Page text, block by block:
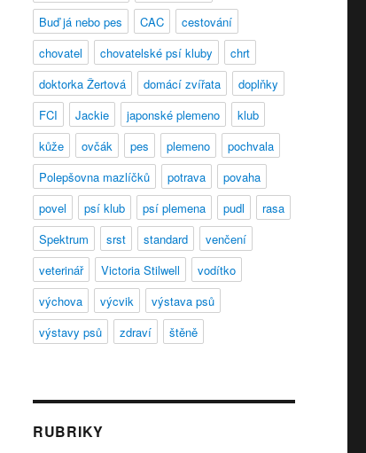
Buď já nebo pes
CAC
cestování
chovatel
chovatelské psí kluby
chrt
doktorka Žertová
domácí zvířata
doplňky
FCI
Jackie japonské plemeno
klub
kůže
ovčák pes plemeno
pochvala
Polepšovna mazlíčků
potrava
povaha
povel
psí klub psí plemena pudl
rasa
Spektrum
srst standard
venčení
veterinář
Victoria Stilwell
vodítko
výchova
výcvik
výstava psů
výstavy psů
zdraví štěně
RUBRIKY